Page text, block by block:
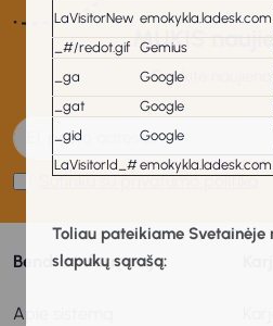
LaVisitorNew emokykla.ladesk.com
_#/redot.gif Gemius
_ga
Google
_gat
Google
_gid
Google
LaVisitorId_#emokykla.ladesk.com
Toliau pateikiame Svetainėje
slapukų sąrašą:
MUKIS
Gaukite
Sutinku su privatumo politika
Bendra informacija
Apie sistemą